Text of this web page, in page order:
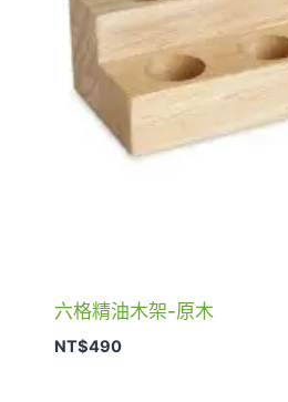
六格精油木架-原木
NT$490